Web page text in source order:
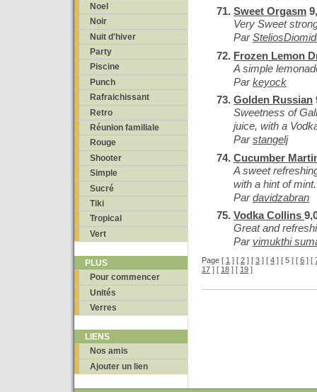
Noel
Noir
Nuit d'hiver
Party
Piscine
Punch
Rafraichissant
Retro
Réunion familiale
Rouge
Shooter
Simple
Sucré
Tiki
Tropical
Vert
PLUS
Pour commencer
Unités
Verres
LIENS
Nos amis
Ajouter un lien
Sweet Orgasm
Very Sweet
Par
Frozen Lemon
A simple
Parkeyock
Golden Russian
Sweetness of
juice, with a
Parstangelj
Cucumber
A sweet
with a hint of mint.
Pardavidzabran
Vodka Collins
Great and
Par vimukthi
Page [ 1 ] [ 2 ] [ 3 ] [ 4 ] [ 5 ] [ 6 ] [
17 ] [ 18 ] [ 19 ]